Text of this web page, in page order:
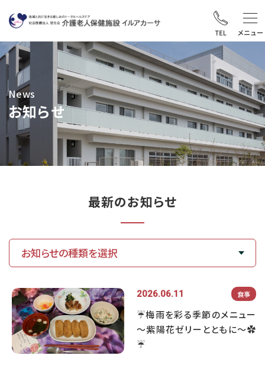
News
お知らせ
最新のお知らせ
お知らせの種類を選択
2026.06.11 食事
☔梅雨を彩る季節のメニュー
～紫陽花ゼリーとともに～✿
☔